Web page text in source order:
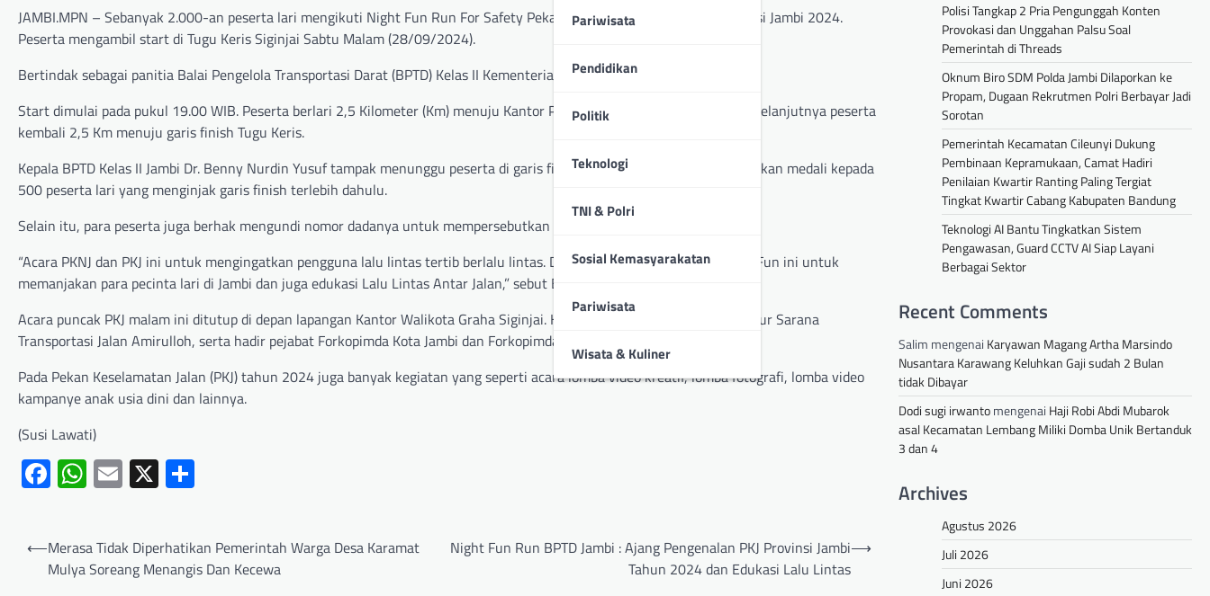
Pariwisata
Pendidikan
Politik
Teknologi
TNI & Polri
Sosial Kemasyarakatan
Pariwisata
Wisata & Kuliner
JAMBI.MPN – Sebanyak 2.000-an peserta lari mengikuti Night Fun Run For Safety Pekan Keselamatan Jalan (PKJ) Provinsi Jambi 2024.
Peserta mengambil start di Tugu Keris Siginjai Sabtu Malam (28/09/2024).
Bertindak sebagai panitia Balai Pengelola Transportasi Darat (BPTD) Kelas II Kementerian Perhubungan RI.
Start dimulai pada pukul 19.00 WIB. Peserta berlari 2,5 Kilometer (Km) menuju Kantor Pemadam Kebakaran Kota Jambi. Selanjutnya peserta
kembali 2,5 Km menuju garis finish Tugu Keris.
Kepala BPTD Kelas II Jambi Dr. Benny Nurdin Yusuf tampak menunggu peserta di garis finish dengan langsung mengalungkan medali kepada
500 peserta lari yang menginjak garis finish terlebih dahulu.
Selain itu, para peserta juga berhak mengundi nomor dadanya untuk mempersebutkan hadiah utama sepeda listrik.
“Acara PKNJ dan PKJ ini untuk mengingatkan pengguna lalu lintas tertib berlalu lintas. Dan sengaja di adakan Night Run Fun ini untuk
memanjakan para pecinta lari di Jambi dan juga edukasi Lalu Lintas Antar Jalan,” sebut Benny.
Acara puncak PKJ malam ini ditutup di depan lapangan Kantor Walikota Graha Siginjai. Hadir pejabat Kemenhub RI Direktur Sarana
Transportasi Jalan Amirulloh, serta hadir pejabat Forkopimda Kota Jambi dan Forkopimda Provinsi Jambi.
Pada Pekan Keselamatan Jalan (PKJ) tahun 2024 juga banyak kegiatan yang seperti acara lomba video kreatif, lomba fotografi, lomba video
kampanye anak usia dini dan lainnya.
(Susi Lawati)
Facebook
WhatsApp
Email
X
⟵Merasa Tidak Diperhatikan Pemerintah Warga Desa Karamat
Mulya Soreang Menangis Dan Kecewa
Night Fun Run BPTD Jambi : Ajang Pengenalan PKJ Provinsi Jambi
Tahun 2024 dan Edukasi Lalu Lintas
⟶
Polisi Tangkap 2 Pria Pengunggah Konten
Provokasi dan Unggahan Palsu Soal
Pemerintah di Threads
Oknum Biro SDM Polda Jambi Dilaporkan ke
Propam, Dugaan Rekrutmen Polri Berbayar Jadi
Sorotan
Pemerintah Kecamatan Cileunyi Dukung
Pembinaan Kepramukaan, Camat Hadiri
Penilaian Kwartir Ranting Paling Tergiat
Tingkat Kwartir Cabang Kabupaten Bandung
Teknologi AI Bantu Tingkatkan Sistem
Pengawasan, Guard CCTV AI Siap Layani
Berbagai Sektor
Recent Comments
Salim mengenai Karyawan Magang Artha Marsindo
Nusantara Karawang Keluhkan Gaji sudah 2 Bulan
tidak Dibayar
Dodi sugi irwantomengenai Haji Robi Abdi Mubarok
asal Kecamatan Lembang Miliki Domba Unik Bertanduk
3 dan 4
Archives
Agustus 2026
Juli 2026
Juni 2026